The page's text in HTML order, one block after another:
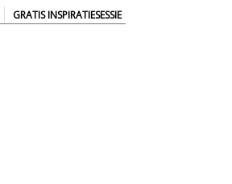
| GRATIS INSPIRATIESESSIE